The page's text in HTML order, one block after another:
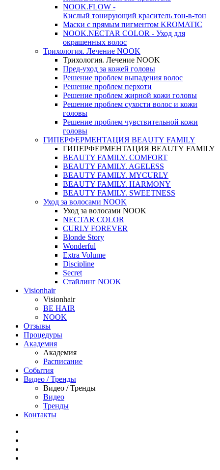
NOOK.FLOW -
Кислый тонирующий краситель тон-в-тон
Маски с прямым пигментом KROMATIC
NOOK.NECTAR COLOR - Уход для
окрашенных волос
Трихология. Лечение NOOK
Трихология. Лечение NOOK
Пред-уход за кожей головы
Решение проблем выпадения волос
Решение проблем перхоти
Решение проблем жирной кожи головы
Решение проблем сухости волос и кожи
головы
Решение проблем чувствительной кожи
головы
ГИПЕРФЕРМЕНТАЦИЯ BEAUTY FAMILY
ГИПЕРФЕРМЕНТАЦИЯ BEAUTY FAMILY
BEAUTY FAMILY. COMFORT
BEAUTY FAMILY. AGELESS
BEAUTY FAMILY. MYCURLY
BEAUTY FAMILY. HARMONY
BEAUTY FAMILY. SWEETNESS
Уход за волосами NOOK
Уход за волосами NOOK
NECTAR COLOR
CURLY FOREVER
Blonde Story
Wonderful
Extra Volume
Discipline
Secret
Стайлинг NOOK
Visionhair
Visionhair
BE HAIR
NOOK
Отзывы
Процедуры
Академия
Академия
Расписание
События
Видео / Тренды
Видео / Тренды
Видео
Тренды
Контакты